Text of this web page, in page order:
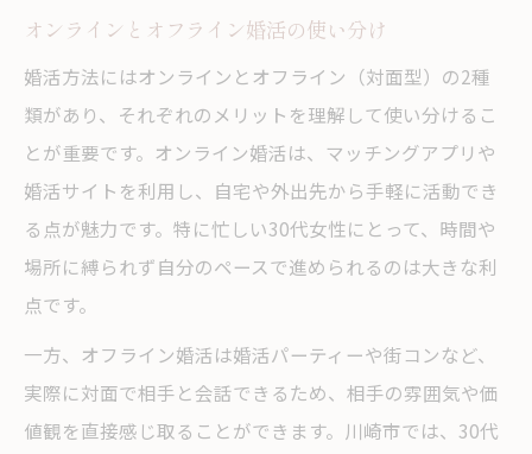
オンラインとオフライン婚活の使い分け
婚活方法にはオンラインとオフライン（対面型）の2種
類があり、それぞれのメリットを理解して使い分けるこ
とが重要です。オンライン婚活は、マッチングアプリや
婚活サイトを利用し、自宅や外出先から手軽に活動でき
る点が魅力です。特に忙しい30代女性にとって、時間や
場所に縛られず自分のペースで進められるのは大きな利
点です。
一方、オフライン婚活は婚活パーティーや街コンなど、
実際に対面で相手と会話できるため、相手の雰囲気や価
値観を直接感じ取ることができます。川崎市では、30代